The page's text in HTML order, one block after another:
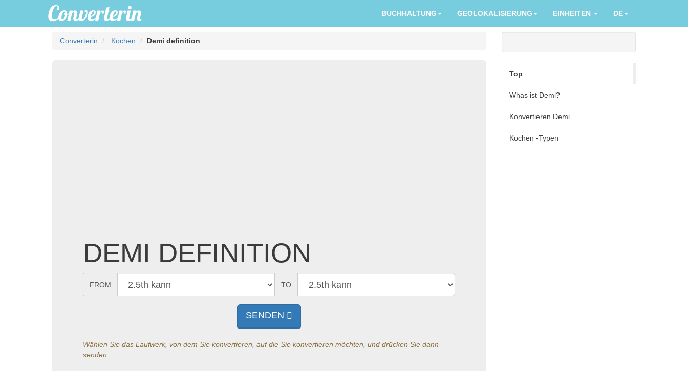
BUCHHALTUNG GEOLOKALISIERUNG EINHEITEN DE
Converterin Kochen Demi definition
DEMI DEFINITION
FROM TO
SENDEN
Wählen Sie das Laufwerk, von dem Sie konvertieren, auf die Sie konvertieren möchten, und drücken Sie dann
senden
Top
Whas ist Demi?
Konvertieren Demi
Kochen -Typen